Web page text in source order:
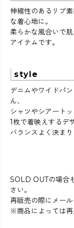
伸縮性のあるリブ
な着心地に。
柔らかな風合いで
アイテムです。
style
デニムやワイドパ
ん、
シャツやシアート
1枚で着映えするデ
バランスよく決まり
SOLD OUTの場合
さい。
再販売の際にメー
※商品によっては再